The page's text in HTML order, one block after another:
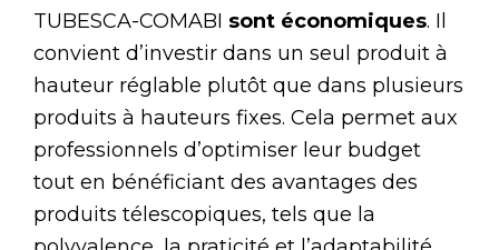
TUBESCA-COMABI sont économiques. Il
convient d’investir dans un seul produit à
hauteur réglable plutôt que dans plusieurs
produits à hauteurs fixes. Cela permet aux
professionnels d’optimiser leur budget
tout en bénéficiant des avantages des
produits télescopiques, tels que la